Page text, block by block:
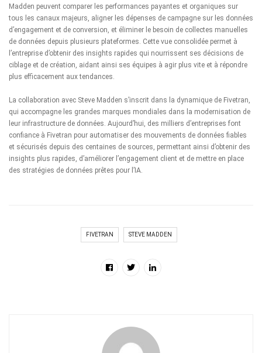
Madden peuvent comparer les performances payantes et organiques sur
tous les canaux majeurs, aligner les dépenses de campagne sur les données
d’engagement et de conversion, et éliminer le besoin de collectes manuelles
de données depuis plusieurs plateformes. Cette vue consolidée permet à
l’entreprise d’obtenir des insights rapides qui nourrissent ses décisions de
ciblage et de création, aidant ainsi ses équipes à agir plus vite et à répondre
plus efficacement aux tendances.
La collaboration avec Steve Madden s’inscrit dans la dynamique de Fivetran,
qui accompagne les grandes marques mondiales dans la modernisation de
leur infrastructure de données. Aujourd’hui, des milliers d’entreprises font
confiance à Fivetran pour automatiser des mouvements de données fiables
et sécurisés depuis des centaines de sources, permettant ainsi d’obtenir des
insights plus rapides, d’améliorer l’engagement client et de mettre en place
des stratégies de données prêtes pour l’IA.
FIVETRAN STEVE MADDEN